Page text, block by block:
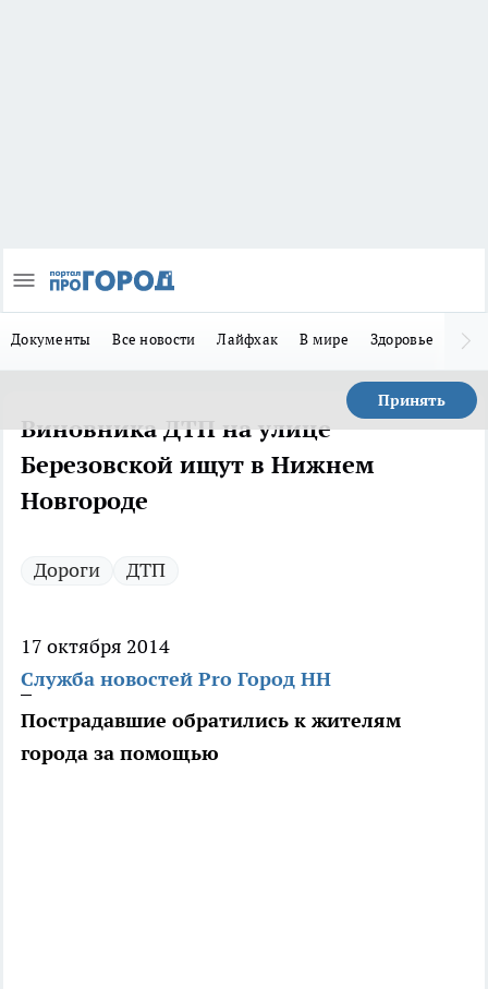
Документы Все новости Лайфхак В мире Здоровье
Принять
Виновника ДТП на улице
Березовской ищут в Нижнем
Новгороде
Дороги ДТП
17 октября 2014
Служба новостей Pro Город НН
Пострадавшие обратились к жителям
города за помощью